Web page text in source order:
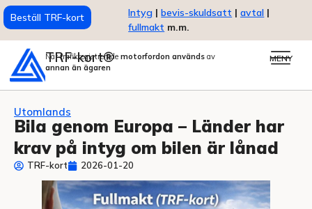
Beställ TRF-kort Intyg | bevis-skuldsatt | avtal |
fullmakt m.m.
TRF-kort®
När trafikregistrerade motorfordon används av
annan än ägaren
MENY
Utomlands
Bila genom Europa – Länder har
krav på intyg om bilen är lånad
TRF-kort 2026-01-20